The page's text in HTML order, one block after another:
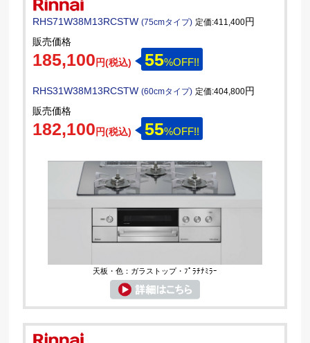
RHS71W38M13RCSTW(75cmタイプ) 定価:411,400円
販売価格
185,100 円(税込) 55%OFF!!
RHS31W38M13RCSTW(60cmタイプ) 定価:404,800円
販売価格
182,100 円(税込) 55%OFF!!
天板・色：ガラストップ・ﾌﾟﾗﾁﾅﾐﾗｰ